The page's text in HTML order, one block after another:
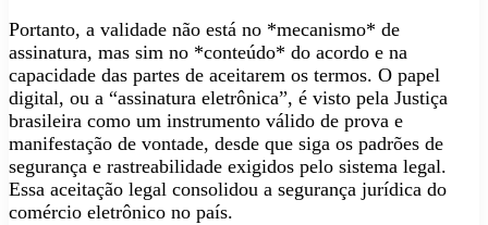
Portanto, a validade não está no *mecanismo* de
assinatura, mas sim no *conteúdo* do acordo e na
capacidade das partes de aceitarem os termos. O papel
digital, ou a “assinatura eletrônica”, é visto pela Justiça
brasileira como um instrumento válido de prova e
manifestação de vontade, desde que siga os padrões de
segurança e rastreabilidade exigidos pelo sistema legal.
Essa aceitação legal consolidou a segurança jurídica do
comércio eletrônico no país.